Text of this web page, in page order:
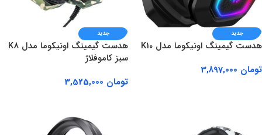
جدید
هدست گیمینگ اونیکوما مدل K10
تومان
جدید
هدست گیمینگ اونیکوما مدل K8
سبز کاموفلاژ
تومان